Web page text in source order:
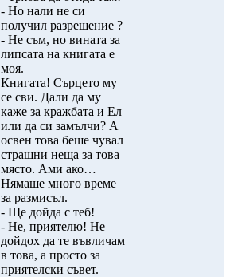
- Но нали не си
получил разрешение ?
- Не съм, но вината за
липсата на книгата е
моя.
Книгата! Сърцето му
се сви. Дали да му
каже за кражбата и Ел
или да си замълчи? А
освен това беше чувал
страшни неща за това
място. Ами ако…
Нямаше много време
за размисъл.
- Ще дойда с теб!
- Не, приятелю! Не
дойдох да те въвличам
в това, а просто за
приятелски съвет.